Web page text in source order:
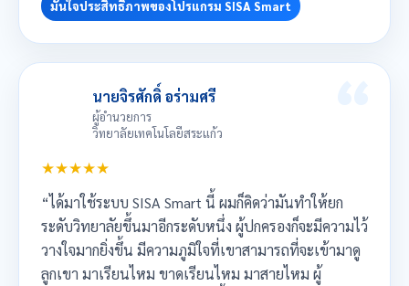
มั่นใจประสิทธิภาพของโปรแกรม SISA Smart
นายจิรศักดิ์ อร่ามศรี
ผู้อำนวยการ
วิทยาลัยเทคโนโลยีสระแก้ว
★★★★★
“ได้มาใช้ระบบ SISA Smart นี้ ผมก็คิดว่ามันทำให้ยก
ระดับวิทยาลัยขึ้นมาอีกระดับหนึ่ง ผู้ปกครองก็จะมีความไว้
วางใจมากยิ่งขึ้น มีความภูมิใจที่เขาสามารถที่จะเข้ามาดู
ลูกเขา มาเรียนไหม ขาดเรียนไหม มาสายไหม ผู้